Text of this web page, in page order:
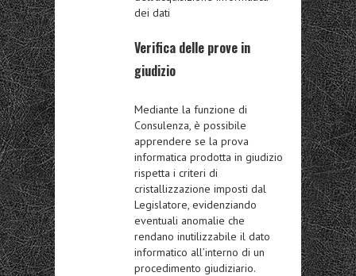
dei dati
Verifica delle prove in
giudizio
Mediante la funzione di
Consulenza, è possibile
apprendere se la prova
informatica prodotta in giudizio
rispetta i criteri di
cristallizzazione imposti dal
Legislatore, evidenziando
eventuali anomalie che
rendano inutilizzabile il dato
informatico all’interno di un
procedimento giudiziario.